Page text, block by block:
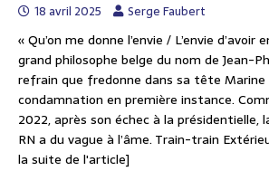
18 avril 2025 Serge Faubert
« Qu’on me donne l’envie / L’envie
grand philosophe belge du nom de Jean-
refrain que fredonne dans sa tête Marine
condamnation en première instance.
2022, après son échec à la
RN a du vague à l’âme. Train-train
la suite de l'article]